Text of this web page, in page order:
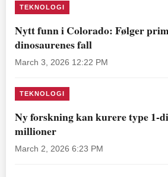
TEKNOLOGI
Nytt funn i Colorado: Følger
dinosaurenes fall
March 3, 2026 12:22 PM
TEKNOLOGI
Ny forskning kan kurere type 1-
millioner
March 2, 2026 6:23 PM